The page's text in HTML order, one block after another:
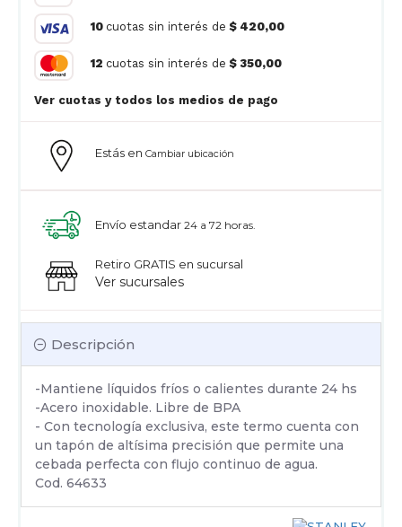
Descripción
-Mantiene líquidos fríos o calientes durante 24 hs
-Acero inoxidable. Libre de BPA
- Con tecnología exclusiva, este termo cuenta con
un tapón de altísima precisión que permite una
cebada perfecta con flujo continuo de agua.
Cod. 64633
Estás en Cambiar ubicación
Envío estandar 24 a 72 horas.
Retiro GRATIS en sucursal
Ver sucursales
10 cuotas sin interés de $ 420,00
12 cuotas sin interés de $ 350,00
Ver cuotas y todos los medios de pago